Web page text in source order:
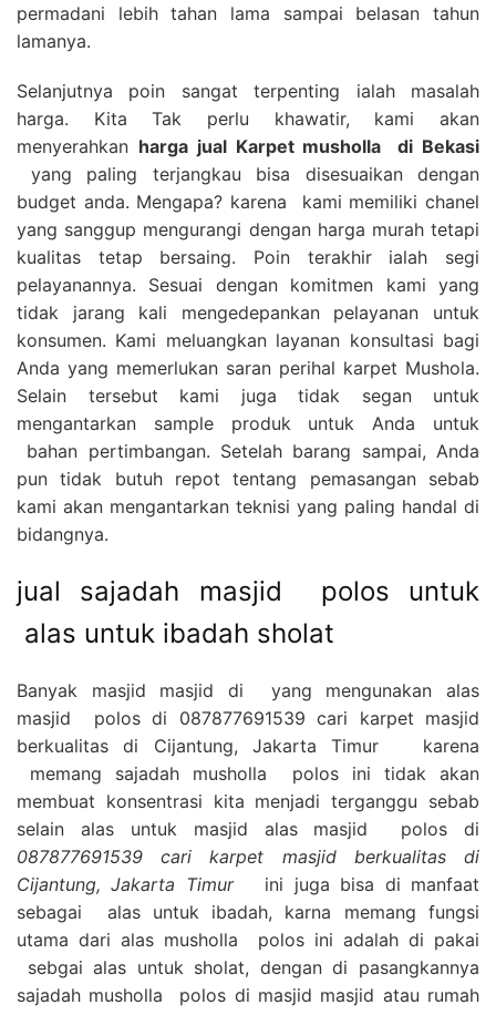
permadani lebih tahan lama sampai belasan tahun
lamanya.
Selanjutnya poin sangat terpenting ialah masalah
harga. Kita Tak perlu khawatir, kami akan
menyerahkan harga jual Karpet musholla
di Bekasi
yang paling terjangkau bisa disesuaikan dengan
budget anda. Mengapa? karena kami memiliki chanel
yang sanggup mengurangi dengan harga murah tetapi
kualitas tetap bersaing. Poin terakhir ialah segi
pelayanannya. Sesuai dengan komitmen kami yang
tidak jarang kali mengedepankan pelayanan untuk
konsumen. Kami meluangkan layanan konsultasi bagi
Anda yang memerlukan saran perihal karpet Mushola.
Selain tersebut kami juga tidak segan untuk
mengantarkan sample produk untuk Anda untuk
bahan pertimbangan. Setelah barang sampai, Anda
pun tidak butuh repot tentang pemasangan sebab
kami akan mengantarkan teknisi yang paling handal di
bidangnya.
jual sajadah masjid polos untuk
alas untuk ibadah sholat
Banyak masjid masjid di yang mengunakan alas
masjid polos di 087877691539 cari karpet masjid
berkualitas di Cijantung, Jakarta Timur karena
memang sajadah musholla polos ini tidak akan
membuat konsentrasi kita menjadi terganggu sebab
selain alas untuk masjid alas masjid polos di
087877691539 cari karpet masjid berkualitas di
Cijantung, Jakarta Timur
ini juga bisa di manfaat
sebagai alas untuk ibadah, karna memang fungsi
utama dari alas musholla polos ini adalah di pakai
sebgai alas untuk sholat, dengan di pasangkannya
sajadah musholla polos di masjid masjid atau rumah